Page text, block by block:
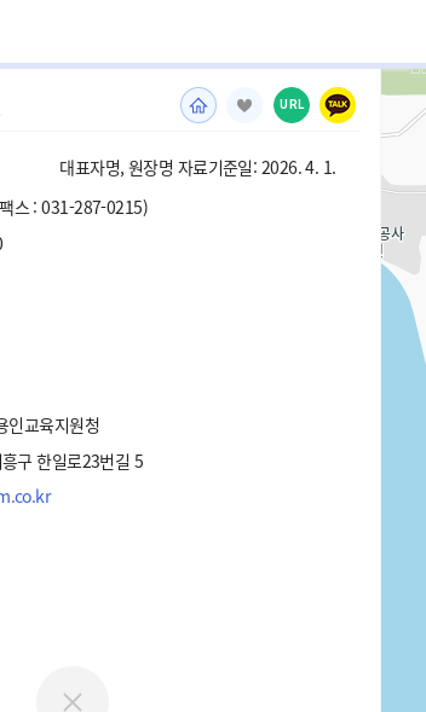
URL
대표자명, 원장명 자료기준일: 2026. 4. 1.
스 : 031-287-0215)
인교육지원청
구 한일로23번길 5